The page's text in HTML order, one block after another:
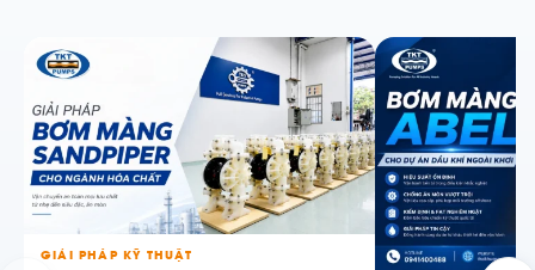
GIẢI PHÁP KỸ THUẬT